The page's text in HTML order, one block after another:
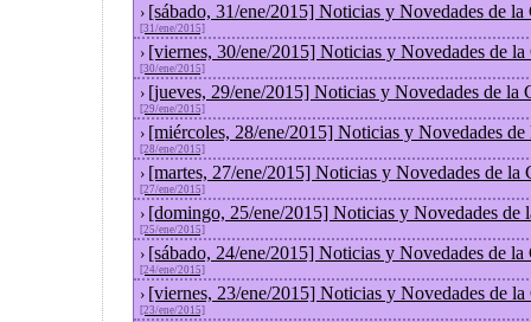
› [sábado, 31/ene/2015] Noticias y Novedades de la
[31/ene/2015]
› [viernes, 30/ene/2015] Noticias y Novedades de
[30/ene/2015]
› [jueves, 29/ene/2015] Noticias y Novedades de la
[29/ene/2015]
› [miércoles, 28/ene/2015] Noticias y Novedades
[28/ene/2015]
› [martes, 27/ene/2015] Noticias y Novedades de la
[27/ene/2015]
› [domingo, 25/ene/2015] Noticias y Novedades de
[25/ene/2015]
› [sábado, 24/ene/2015] Noticias y Novedades de la
[24/ene/2015]
› [viernes, 23/ene/2015] Noticias y Novedades de
[23/ene/2015]